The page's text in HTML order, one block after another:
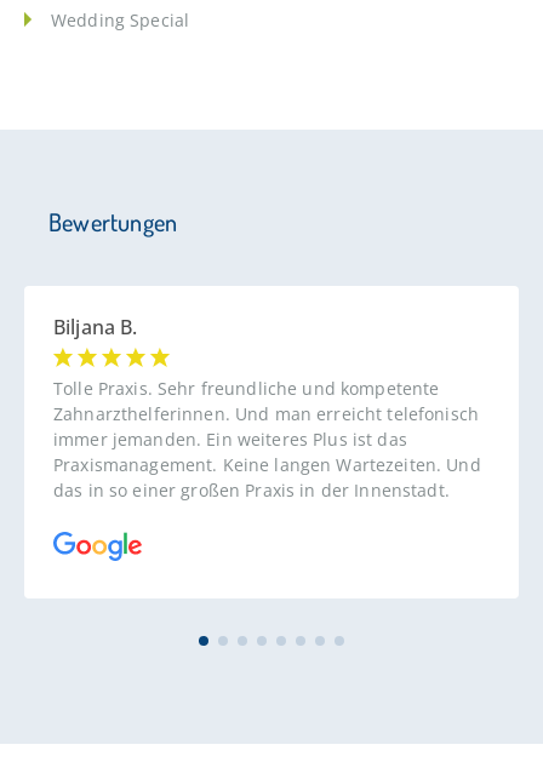
Wedding Special
Bewertungen
Biljana B.
Tolle Praxis. Sehr freundliche und kompetente
Zahnarzthelferinnen. Und man erreicht telefonisch
immer jemanden. Ein weiteres Plus ist das
Praxismanagement. Keine langen Wartezeiten. Und
das in so einer großen Praxis in der Innenstadt.